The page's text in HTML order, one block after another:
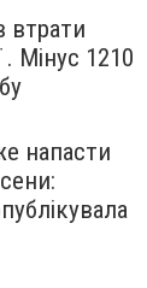
втрати
. Мінус 1210
напасти